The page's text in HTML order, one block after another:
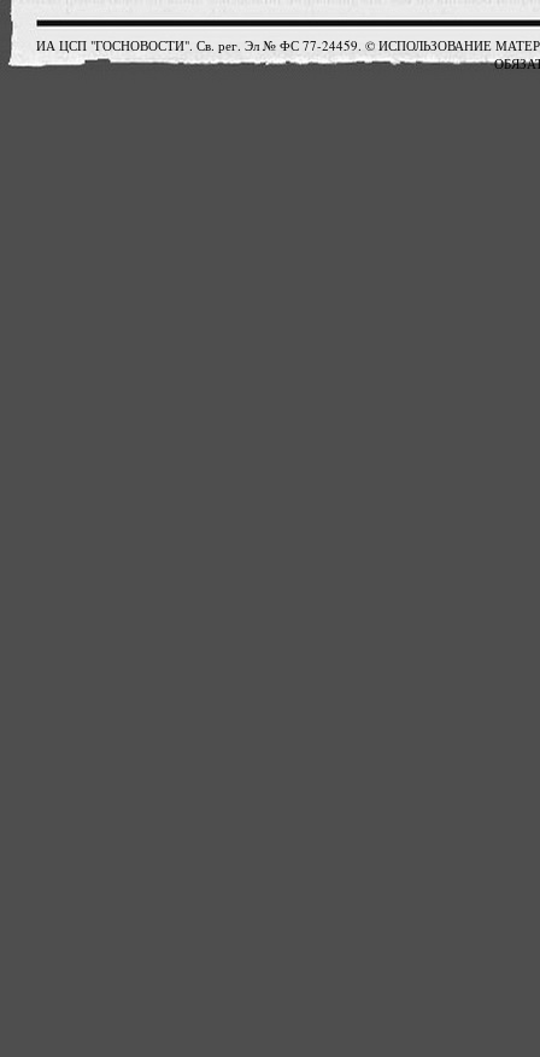
ИА ЦСП "ГОСНОВОСТИ". Св. рег. Эл № ФС 77-24459. © ИСПОЛЬЗОВАНИЕ